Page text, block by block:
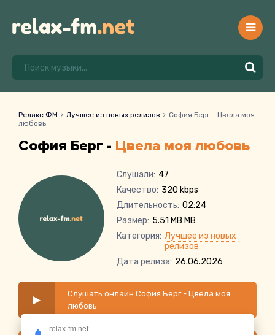
Релакс ФМ Лучшее из новых релизов
София Берг - Цвела моя
любовь
София Берг - Цвела моя любовь
Слушали: 47
Качество: 320 kbps
Длительность: 02:24
Размер: 5.51 MB MB
Категория: Лучшее из новых
релизов
Дата релиза: 26.06.2026
Слушать онлайн София Берг - Цвела моя
любовь
relax-fm.net